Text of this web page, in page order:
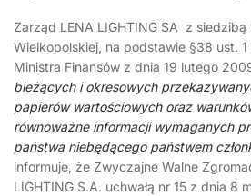
Zarząd LENA LIGHTING SA z siedzibą
Wielkopolskiej, na podstawie §38 ust.
Ministra Finansów z dnia 19 lutego
bieżących i okresowych
papierów wartościowych oraz
równoważne informacji wymaganych
państwa niebędącego państwem
informuje, że Zwyczajne Walne
LIGHTING S.A. uchwałą nr 15 z dnia 8